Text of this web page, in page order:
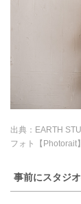
出典： EARTH
フォト【Photorait】
事前にスタジ